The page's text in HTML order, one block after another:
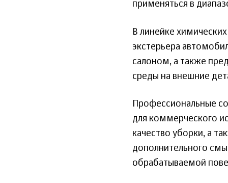
применяться в
В линейке
экстерьера
салоном, а также
среды на внешние
Профессиональные
для коммерческого
качество уборки, а
дополнительного
обрабатываемой